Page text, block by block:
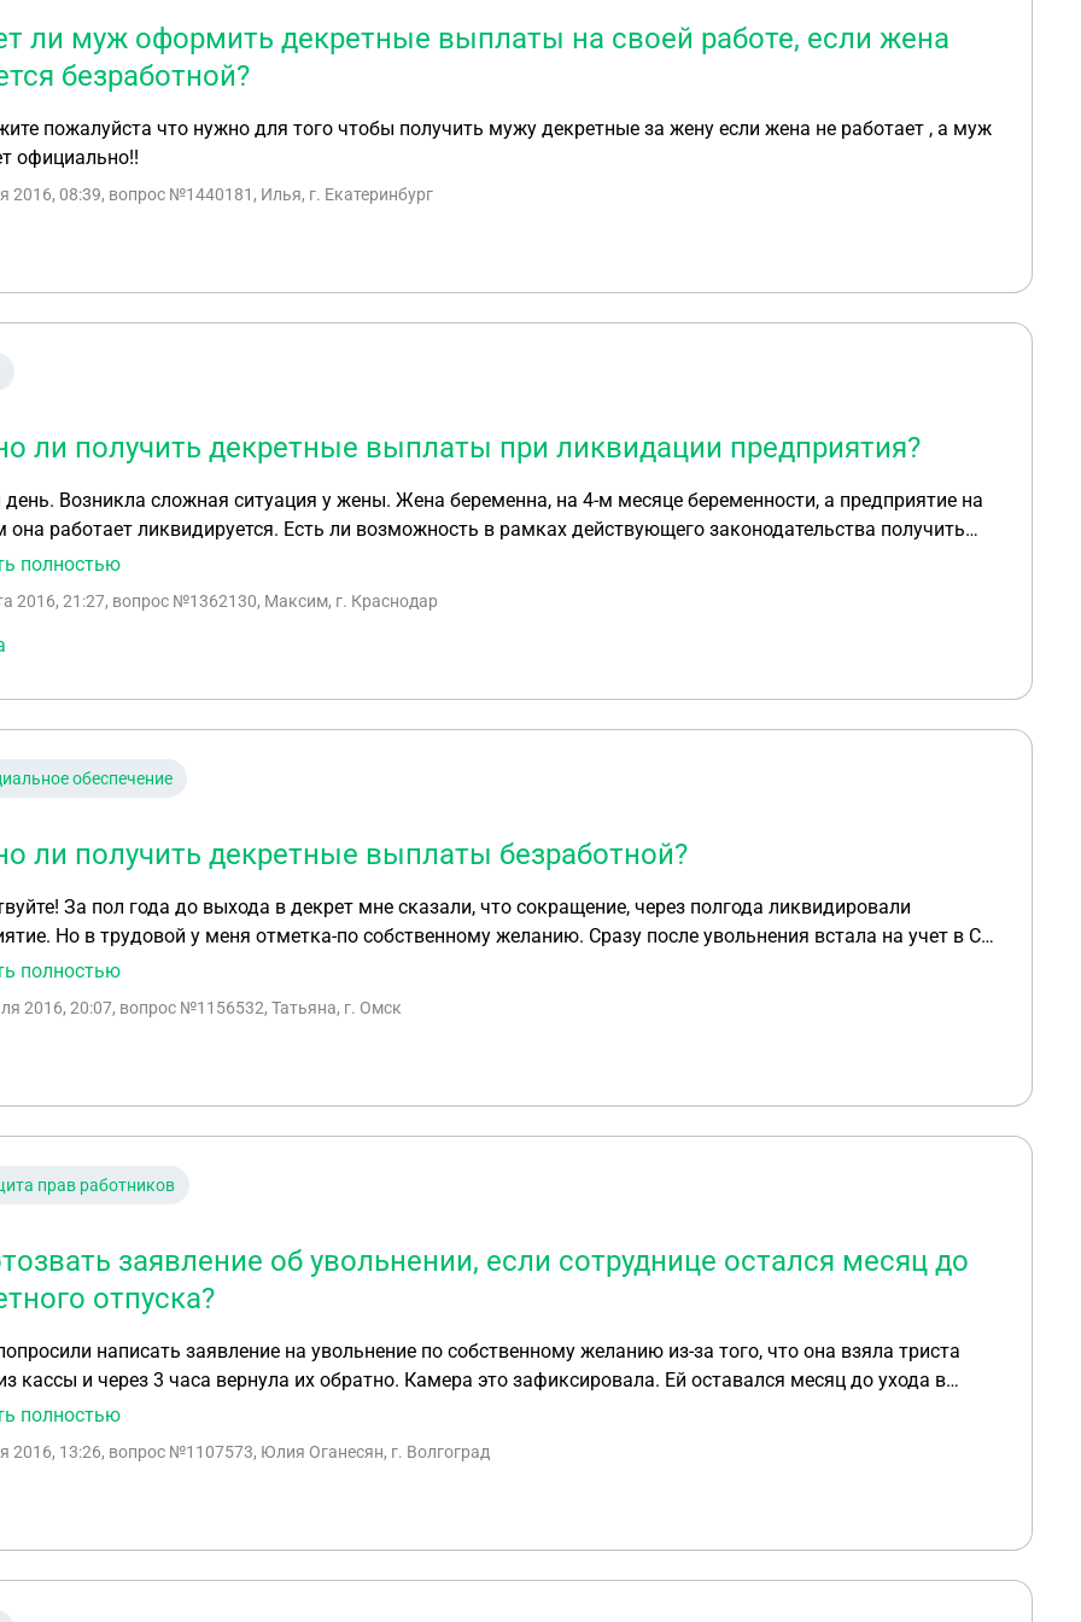
ли муж оформить декретные выплаты на своей работе, если жена
безработной?
пожалуйста что нужно для того чтобы получить мужу декретные за жену если жена не работает , а муж
официально!!
2016, 08:39, вопрос №1440181, Илья, г. Екатеринбург
ли получить декретные выплаты при ликвидации предприятия?
4-м месяце беременности, а предприятие на
она работает ликвидируется. Есть ли возможность в рамках действующего законодательства получить
используя ухищрения, недосказанности/неточности в законе
ответ.
полностью
2016, 21:27, вопрос №1362130, Максим, г. Краснодар
обеспечение
ли получить декретные выплаты безработной?
сокращение, через полгода ликвидировали
Но в трудовой у меня отметка-по собственному желанию. Сразу после увольнения встала на учет в СЗ.
1,5 года на предприятии получается.... Положены ли мне какие-то декретные от защиты населения или
полностью
2016, 20:07, вопрос №1156532, Татьяна, г. Омск
прав работников
заявление об увольнении, если сотруднице остался месяц до
отпуска?
написать заявление на увольнение по собственному желанию из-за того, что она взяла триста
кассы и через 3 часа вернула их обратно. Камера это зафиксировала. Ей оставался месяц до ухода в
не напишет,то заведут уголовное дело. Правомерно ли это? Заявление написала сегодня,
а теперь все потеряно?
полностью
2016, 13:26, вопрос №1107573, Юлия Оганесян, г. Волгоград